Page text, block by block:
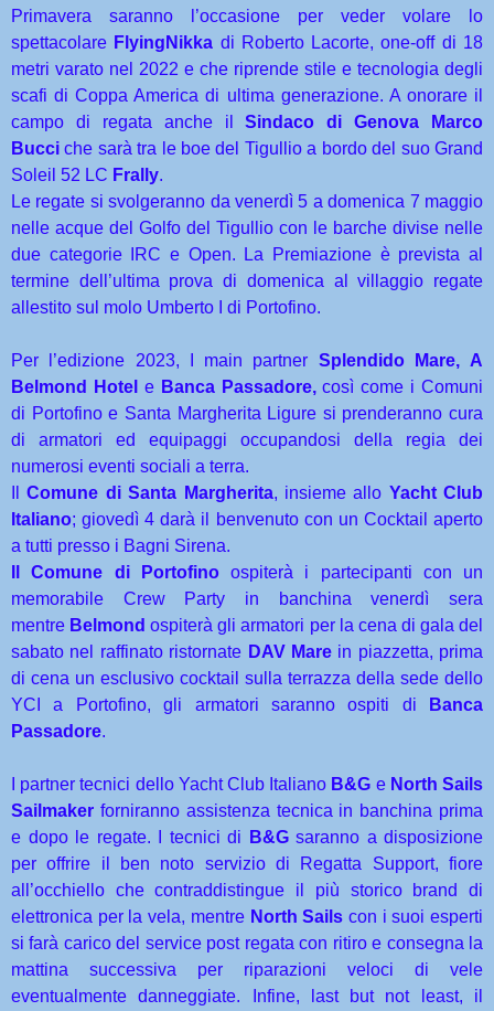
Primavera saranno l’occasione per veder volare lo
spettacolare FlyingNikka di Roberto Lacorte, one-off di 18
metri varato nel 2022 e che riprende stile e tecnologia degli
scafi di Coppa America di ultima generazione. A onorare il
campo di regata anche ilSindaco di Genova Marco
Bucci che sarà tra le boe del Tigullio a bordo del suo Grand
Soleil 52 LC Frally.
Le regate si svolgeranno da venerdì 5 a domenica 7 maggio
nelle acque del Golfo del Tigullio con le barche divise nelle
due categorie IRC e Open. La Premiazione è prevista al
termine dell’ultima prova di domenica al villaggio regate
allestito sul molo Umberto I di Portofino.
Per l’edizione 2023, I main partner Splendido Mare, A
Belmond Hotel e Banca Passadore,così come i Comuni
di Portofino e Santa Margherita Ligure si prenderanno cura
di armatori ed equipaggi occupandosi della regia dei
numerosi eventi sociali a terra.
IlComune di Santa Margherita, insieme allo Yacht Club
Italiano; giovedì 4 darà il benvenuto con un Cocktail aperto
a tutti presso i Bagni Sirena.
Il Comune di Portofinoospiterà i partecipanti con un
memorabile Crew Party in banchina venerdì sera
mentre Belmond ospiterà gli armatori per la cena di gala del
sabato nel raffinato ristornate DAV Marein piazzetta, prima
di cena un esclusivo cocktail sulla terrazza della sede dello
YCI a Portofino, gli armatori saranno ospiti di
Banca
Passadore.
I partner tecnici dello Yacht Club Italiano B&G e North Sails
Sailmaker forniranno assistenza tecnica in banchina prima
e dopo le regate. I tecnici di
B&Gsaranno a disposizione
per offrire il ben noto servizio di Regatta Support, fiore
all’occhiello che contraddistingue il più storico brand di
elettronica per la vela, mentre North Sails con i suoi esperti
si farà carico del service post regata con ritiro e consegna la
mattina successiva per riparazioni veloci di vele
eventualmente danneggiate. Infine, last but not least, il